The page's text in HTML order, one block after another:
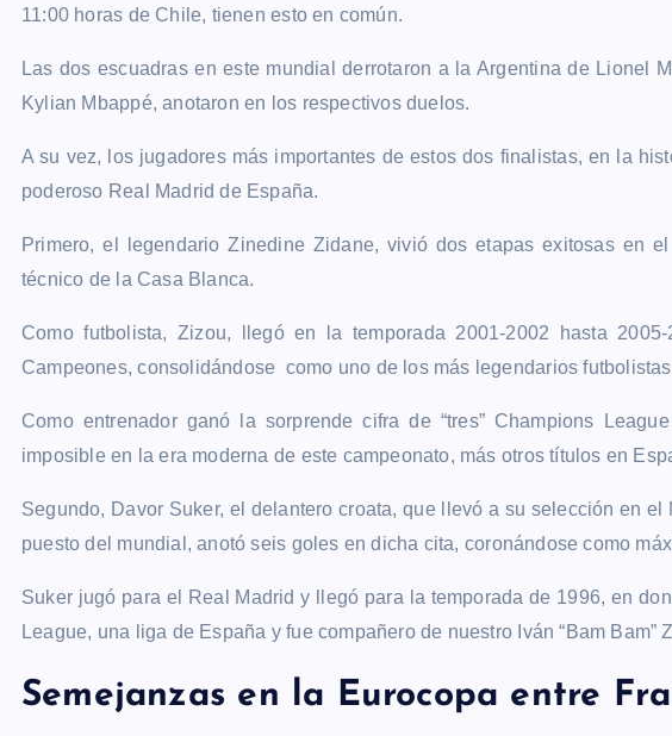
11:00 horas de Chile, tienen esto en común.
Las dos escuadras en este mundial derrotaron a la Argentina de Lionel
Kylian Mbappé, anotaron en los respectivos duelos.
A su vez, los jugadores más importantes de estos dos finalistas, en la
poderoso Real Madrid de España.
Primero, el legendario Zinedine Zidane, vivió dos etapas exitosas en
técnico de la Casa Blanca.
Como futbolista, Zizou, llegó en la temporada 2001-2002 hasta
Campeones, consolidándose como uno de los más legendarios
Como entrenador ganó la sorprende cifra de “tres” Champions
imposible en la era moderna de este campeonato, más otros títulos en
Segundo, Davor Suker, el delantero croata, que llevó a su selección en
puesto del mundial, anotó seis goles en dicha cita, coronándose como
Suker jugó para el Real Madrid y llegó para la temporada de 1996, en
League, una liga de España y fue compañero de nuestro Iván “Bam Bam”
Semejanzas en la Eurocopa entre